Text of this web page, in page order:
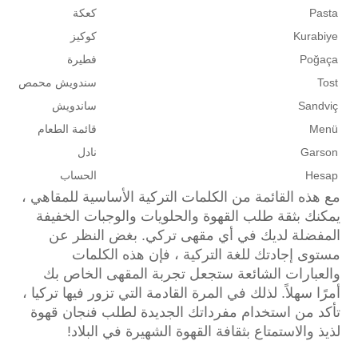
Pasta
كعكة
Kurabiye
كوكيز
Poğaça
فطيرة
Tost
سندويش محمص
Sandviç
ساندويش
Menü
قائمة الطعام
Garson
نادل
Hesap
الحساب
مع هذه القائمة من الكلمات التركية الأساسية للمقاهي ،
يمكنك بثقة طلب القهوة والحلويات والوجبات الخفيفة
المفضلة لديك في أي مقهى تركي. بغض النظر عن
مستوى إجادتك للغة التركية ، فإن هذه الكلمات
والعبارات الشائعة ستجعل تجربة المقهى الخاص بك
أمرًا سهلاً. لذلك في المرة القادمة التي تزور فيها تركيا ،
تأكد من استخدام مفرداتك الجديدة لطلب فنجان قهوة
لذيذ والاستمتاع بثقافة القهوة الشهيرة في البلاد!